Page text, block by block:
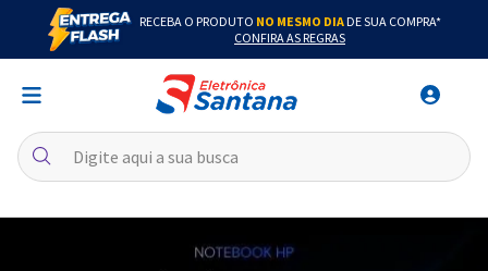
RECEBA O PRODUTO NO MESMO DIADE SUA COMPRA*
CONFIRA AS REGRAS